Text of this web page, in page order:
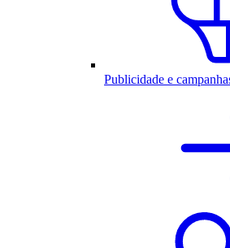
Publicidade e